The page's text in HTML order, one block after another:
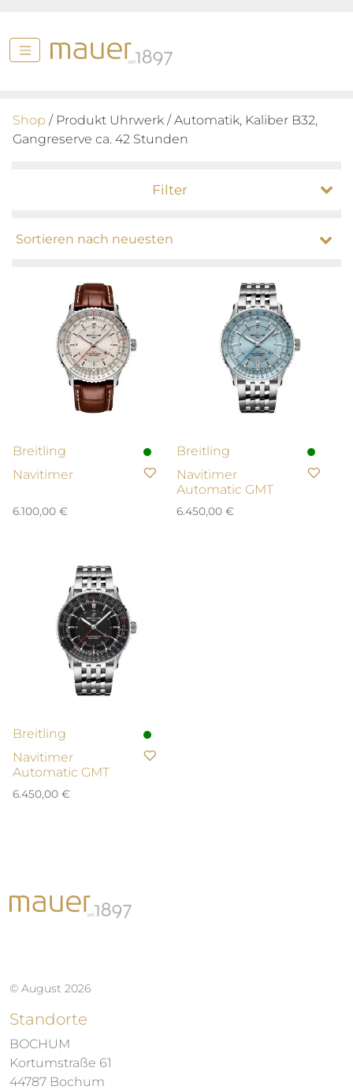
Shop / Produkt Uhrwerk / Automatik, Kaliber B32,
Gangreserve ca. 42 Stunden
Filter
Breitling
Navitimer
6.100,00 €
Breitling
Navitimer
Automatic GMT
6.450,00 €
Breitling
Navitimer
Automatic GMT
6.450,00 €
© August 2026
Standorte
BOCHUM
Kortumstraße 61
44787 Bochum